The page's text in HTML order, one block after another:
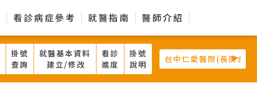
看診病症參考 就醫指南 醫師介紹
掛號
查詢
就醫基本資料
建立/修改
看診
進度
掛號
說明